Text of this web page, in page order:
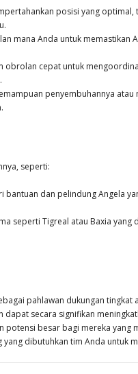
posisi yang
mana Anda untuk memastikan
obrolan cepat untuk
penyembuhannya
seperti:
bantuan dan pelindung Angela
seperti Tigreal atau Baxia yang
pahlawan dukungan tingkat
secara signifikan
besar bagi mereka yang
dibutuhkan tim Anda untuk